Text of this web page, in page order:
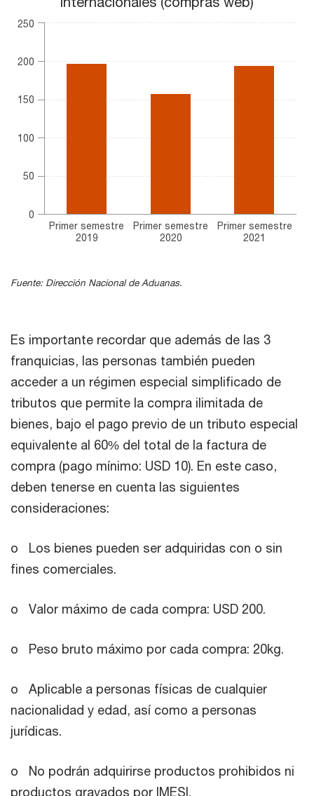
The chart has 1 X axis displaying categories.
Primer semestre
2019
Primer semestre
2020
Primer semestre
2021
0
50
100
150
200
250
Fuente: Dirección Nacional de Aduanas.
Es importante recordar que además de las 3
franquicias, las personas también pueden
acceder a un régimen especial simplificado de
tributos que permite la compra ilimitada de
bienes, bajo el pago previo de un tributo especial
equivalente al 60% del total de la factura de
compra (pago mínimo: USD 10). En este caso,
deben tenerse en cuenta las siguientes
consideraciones:
o Los bienes pueden ser adquiridas con o sin
fines comerciales.
o Valor máximo de cada compra: USD 200.
o Peso bruto máximo por cada compra: 20kg.
o Aplicable a personas físicas de cualquier
nacionalidad y edad, así como a personas
jurídicas.
o No podrán adquirirse productos prohibidos ni
productos gravados por IMESI.